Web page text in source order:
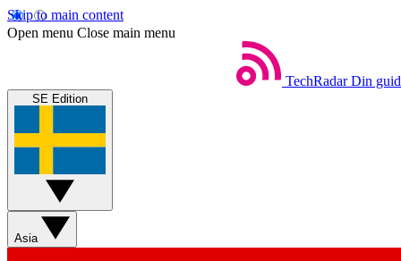
Skip to main content
Open menu Close main menu
TechRadar Din
SE Edition
Asia